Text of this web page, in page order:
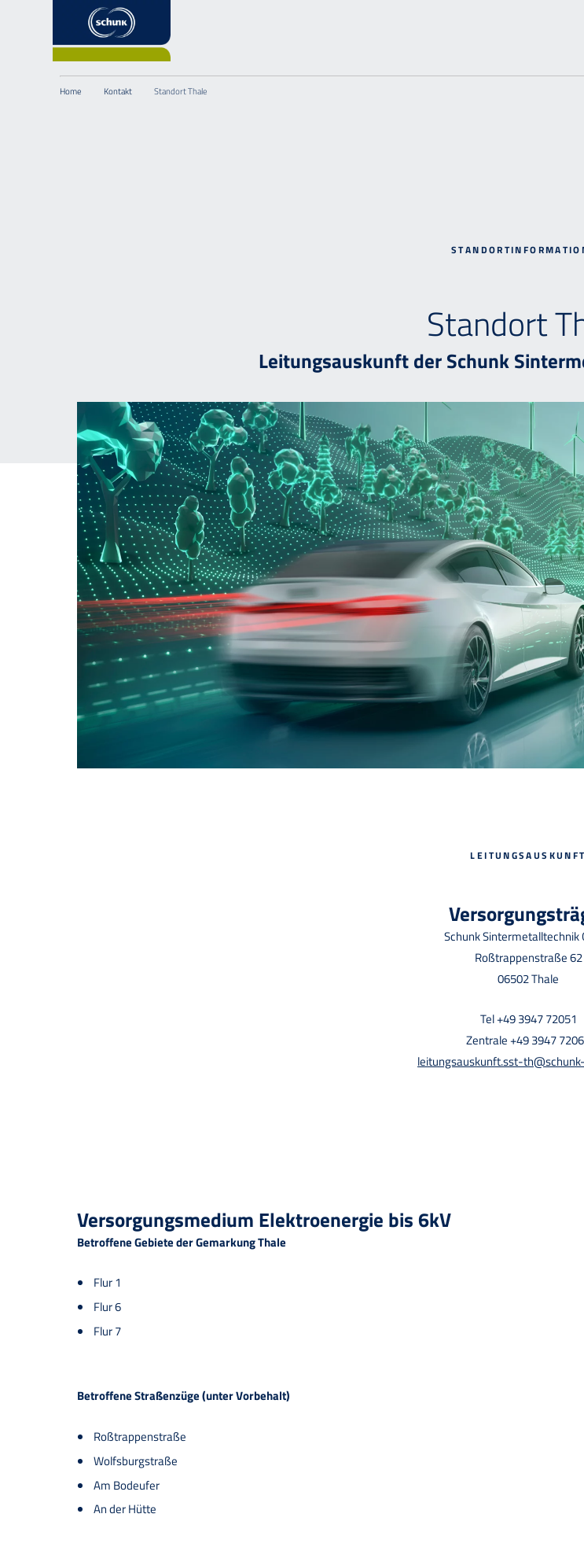
Standort Thale
Kontakt
Home
Standort
Leitungsauskunft der Schunk
LEITUNGSAUSKUNFT
Schunk Sintermetalltechnik
Roßtrappenstraße 62
06502 Thale
Tel +49 3947 72051
Zentrale +49 3947
leitungsauskunft.sst-
Versorgungsmedium Elektroenergie bis 6kV
Betroffene Gebiete der Gemarkung Thale
Flur 1
Flur 6
Flur 7
Betroffene Straßenzüge (unter Vorbehalt)
Roßtrappenstraße
Wolfsburgstraße
Am Bodeufer
An der Hütte